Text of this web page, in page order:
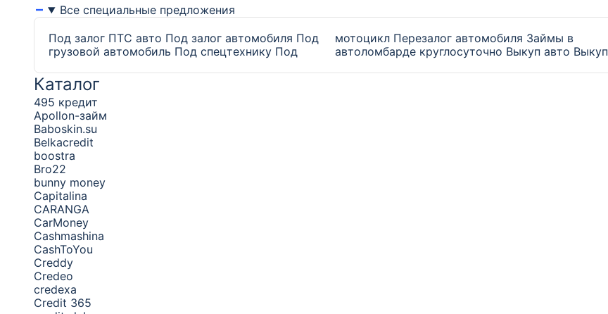
Все специальные предложения
Под залог ПТС авто Под залог автомобиля Под
грузовой автомобиль Под спецтехнику Под
мотоцикл Перезалог автомобиля Займы в
автоломбарде круглосуточно Выкуп авто Выкуп
Каталог
495 кредит
Apollon-займ
Baboskin.su
Belkacredit
boostra
Bro22
bunny money
Capitalina
CARANGA
CarMoney
Cashmashina
CashToYou
Creddy
Credeo
credexa
Credit 365